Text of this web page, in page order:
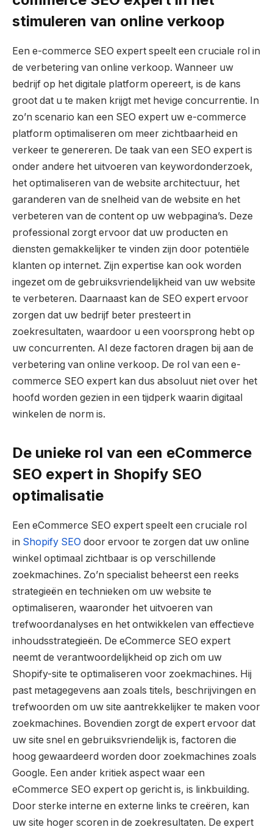
stimuleren van online verkoop
Een e-commerce SEO expert speelt een cruciale rol in
de verbetering van online verkoop. Wanneer uw
bedrijf op het digitale platform opereert, is de kans
groot dat u te maken krijgt met hevige concurrentie. In
zo’n scenario kan een SEO expert uw e-commerce
platform optimaliseren om meer zichtbaarheid en
verkeer te genereren. De taak van een SEO expert is
onder andere het uitvoeren van keywordonderzoek,
het optimaliseren van de website architectuur, het
garanderen van de snelheid van de website en het
verbeteren van de content op uw webpagina’s. Deze
professional zorgt ervoor dat uw producten en
diensten gemakkelijker te vinden zijn door potentiële
klanten op internet. Zijn expertise kan ook worden
ingezet om de gebruiksvriendelijkheid van uw website
te verbeteren. Daarnaast kan de SEO expert ervoor
zorgen dat uw bedrijf beter presteert in
zoekresultaten, waardoor u een voorsprong hebt op
uw concurrenten. Al deze factoren dragen bij aan de
verbetering van online verkoop. De rol van een e-
commerce SEO expert kan dus absoluut niet over het
hoofd worden gezien in een tijdperk waarin digitaal
winkelen de norm is.
De unieke rol van een eCommerce
SEO expert in Shopify SEO
optimalisatie
Een eCommerce SEO expert speelt een cruciale rol
in Shopify SEO door ervoor te zorgen dat uw online
winkel optimaal zichtbaar is op verschillende
zoekmachines. Zo’n specialist beheerst een reeks
strategieën en technieken om uw website te
optimaliseren, waaronder het uitvoeren van
trefwoordanalyses en het ontwikkelen van effectieve
inhoudsstrategieën. De eCommerce SEO expert
neemt de verantwoordelijkheid op zich om uw
Shopify-site te optimaliseren voor zoekmachines. Hij
past metagegevens aan zoals titels, beschrijvingen en
trefwoorden om uw site aantrekkelijker te maken voor
zoekmachines. Bovendien zorgt de expert ervoor dat
uw site snel en gebruiksvriendelijk is, factoren die
hoog gewaardeerd worden door zoekmachines zoals
Google. Een ander kritiek aspect waar een
eCommerce SEO expert op gericht is, is linkbuilding.
Door sterke interne en externe links te creëren, kan
uw site hoger scoren in de zoekresultaten. De expert